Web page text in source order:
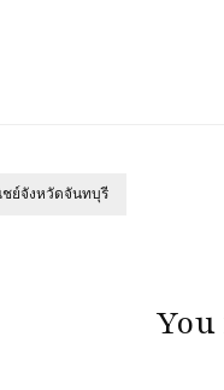
ย์จังหวัดจันทบุรี